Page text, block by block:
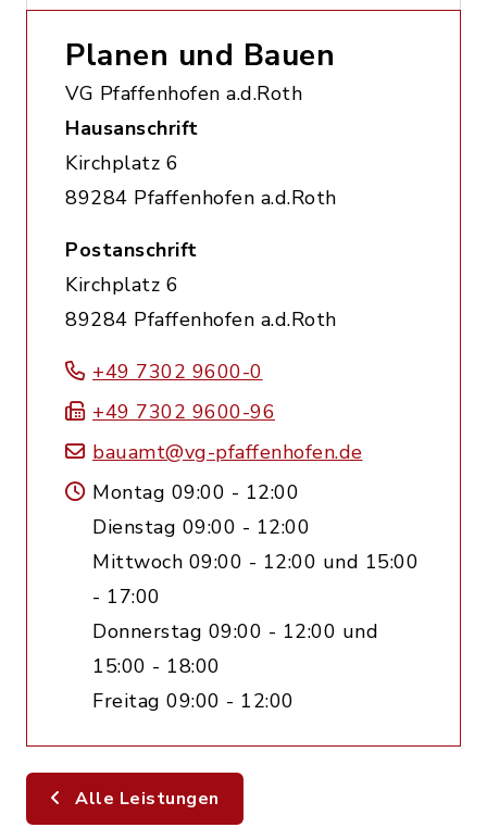
Planen und Bauen
VG Pfaffenhofen a.d.Roth
Hausanschrift
Kirchplatz 6
89284 Pfaffenhofen a.d.Roth
Postanschrift
Kirchplatz 6
89284 Pfaffenhofen a.d.Roth
+49 7302 9600-0
+49 7302 9600-96
bauamt@vg-pfaffenhofen.de
Montag 09:00 - 12:00
Dienstag 09:00 - 12:00
Mittwoch 09:00 - 12:00 und 15:00
- 17:00
Donnerstag 09:00 - 12:00 und
15:00 - 18:00
Freitag 09:00 - 12:00
Alle Leistungen